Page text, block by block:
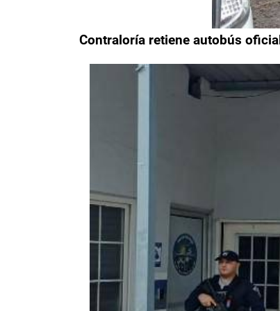
Contraloría retiene autobús